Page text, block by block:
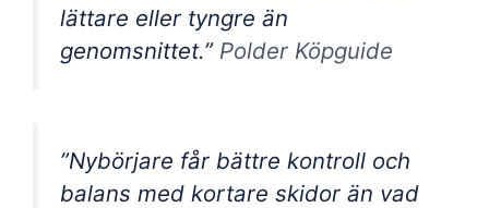
lättare eller tyngre än
genomsnittet.” Polder Köpguide
”Nybörjare får bättre kontroll och
balans med kortare skidor än vad